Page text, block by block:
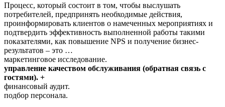
Процесс, который состоит в том, чтобы выслушать
потребителей, предпринять необходимые действия,
проинформировать клиентов о намеченных мероприятиях и
подтвердить эффективность выполненной работы такими
показателями, как повышение NPS и получение бизнес-
результатов – это …
маркетинговое исследование.
управление качеством обслуживания (обратная связь с
гостями). +
финансовый аудит.
подбор персонала.